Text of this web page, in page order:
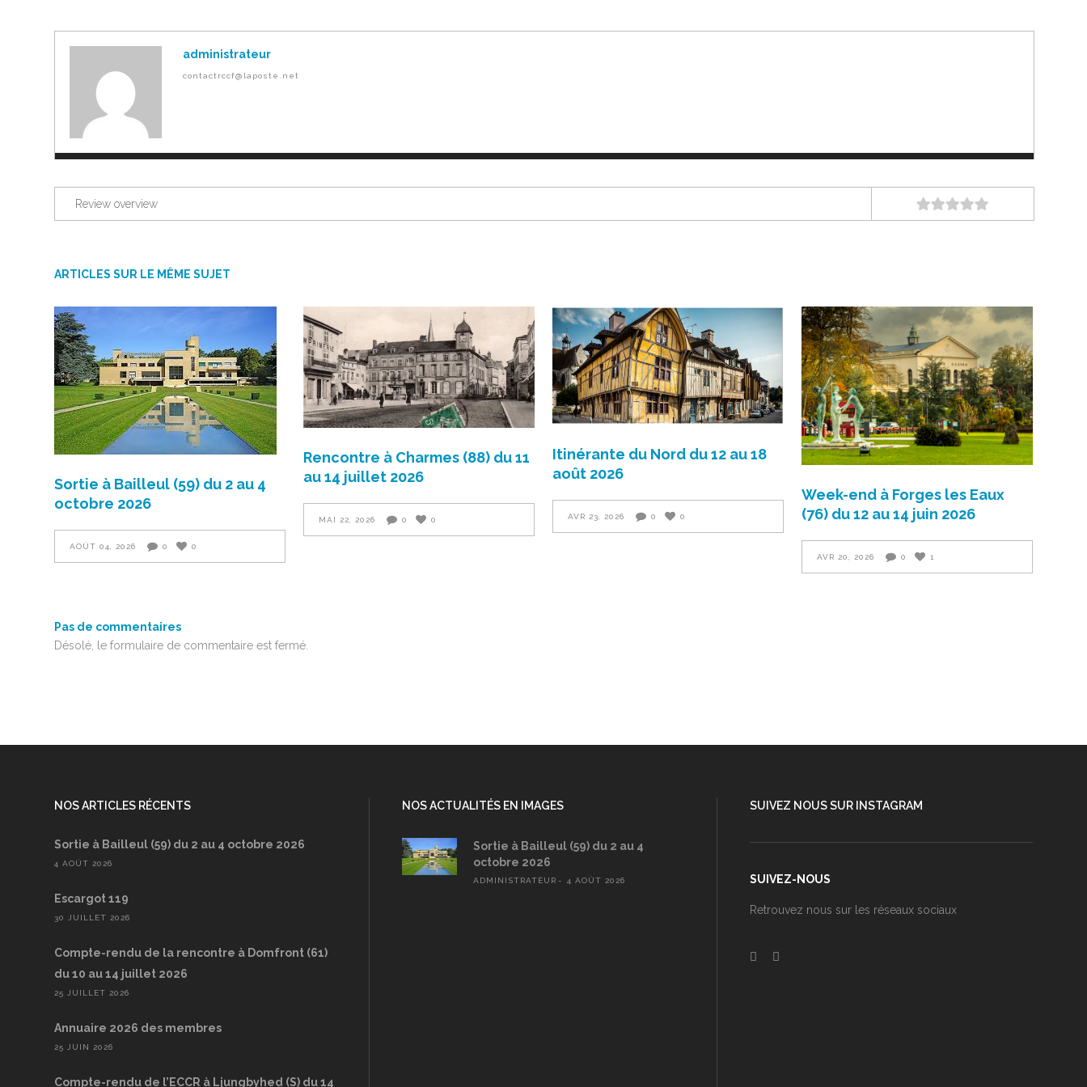
administrateur
contactrccf@laposte.net
Review overview
ARTICLES SUR LE MÊME SUJET
Sortie à Bailleul (59) du 2 au 4
octobre 2026
AOÛT 04, 2026 0 0
Rencontre à Charmes (88) du 11
au 14 juillet 2026
MAI 22, 2026 0 0
Itinérante du Nord du 12 au 18
août 2026
AVR 23, 2026 0 0
Week-end à Forges les Eaux
(76) du 12 au 14 juin 2026
AVR 20, 2026 0 1
Pas de commentaires
Désolé, le formulaire de commentaire est fermé.
NOS ARTICLES RÉCENTS
Sortie à Bailleul (59) du 2 au 4 octobre 2026
4 AOÛT 2026
Escargot 119
30 JUILLET 2026
Compte-rendu de la rencontre à Domfront (61)
du 10 au 14 juillet 2026
25 JUILLET 2026
Annuaire 2026 des membres
25 JUIN 2026
Compte-rendu de l’ECCR à Ljungbyhed (S) du 14
NOS ACTUALITÉS EN IMAGES
Sortie à Bailleul (59) du 2 au 4
octobre 2026
ADMINISTRATEUR 4 AOÛT 2026
SUIVEZ NOUS SUR INSTAGRAM
SUIVEZ-NOUS
Retrouvez nous sur les réseaux sociaux